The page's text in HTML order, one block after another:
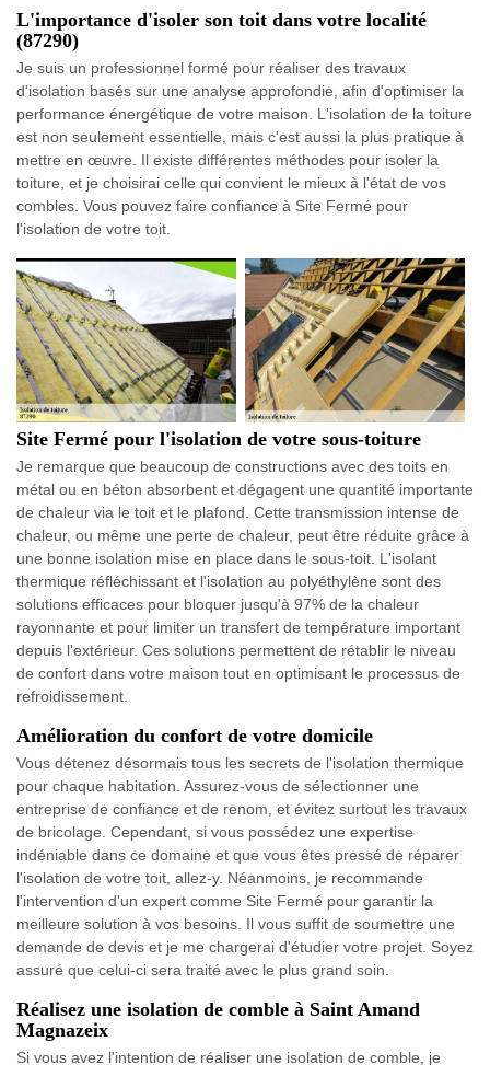
L'importance d'isoler son toit dans votre localité
(87290)
Je suis un professionnel formé pour réaliser des travaux
d'isolation basés sur une analyse approfondie, afin d'optimiser la
performance énergétique de votre maison. L'isolation de la toiture
est non seulement essentielle, mais c'est aussi la plus pratique à
mettre en œuvre. Il existe différentes méthodes pour isoler la
toiture, et je choisirai celle qui convient le mieux à l'état de vos
combles. Vous pouvez faire confiance à Site Fermé pour
l'isolation de votre toit.
Site Fermé pour l'isolation de votre sous-toiture
Je remarque que beaucoup de constructions avec des toits en
métal ou en béton absorbent et dégagent une quantité importante
de chaleur via le toit et le plafond. Cette transmission intense de
chaleur, ou même une perte de chaleur, peut être réduite grâce à
une bonne isolation mise en place dans le sous-toit. L'isolant
thermique réfléchissant et l'isolation au polyéthylène sont des
solutions efficaces pour bloquer jusqu'à 97% de la chaleur
rayonnante et pour limiter un transfert de température important
depuis l'extérieur. Ces solutions permettent de rétablir le niveau
de confort dans votre maison tout en optimisant le processus de
refroidissement.
Amélioration du confort de votre domicile
Vous détenez désormais tous les secrets de l'isolation thermique
pour chaque habitation. Assurez-vous de sélectionner une
entreprise de confiance et de renom, et évitez surtout les travaux
de bricolage. Cependant, si vous possédez une expertise
indéniable dans ce domaine et que vous êtes pressé de réparer
l'isolation de votre toit, allez-y. Néanmoins, je recommande
l'intervention d'un expert comme Site Fermé pour garantir la
meilleure solution à vos besoins. Il vous suffit de soumettre une
demande de devis et je me chargerai d'étudier votre projet. Soyez
assuré que celui-ci sera traité avec le plus grand soin.
Réalisez une isolation de comble à Saint Amand
Magnazeix
Si vous avez l'intention de réaliser une isolation de comble, je